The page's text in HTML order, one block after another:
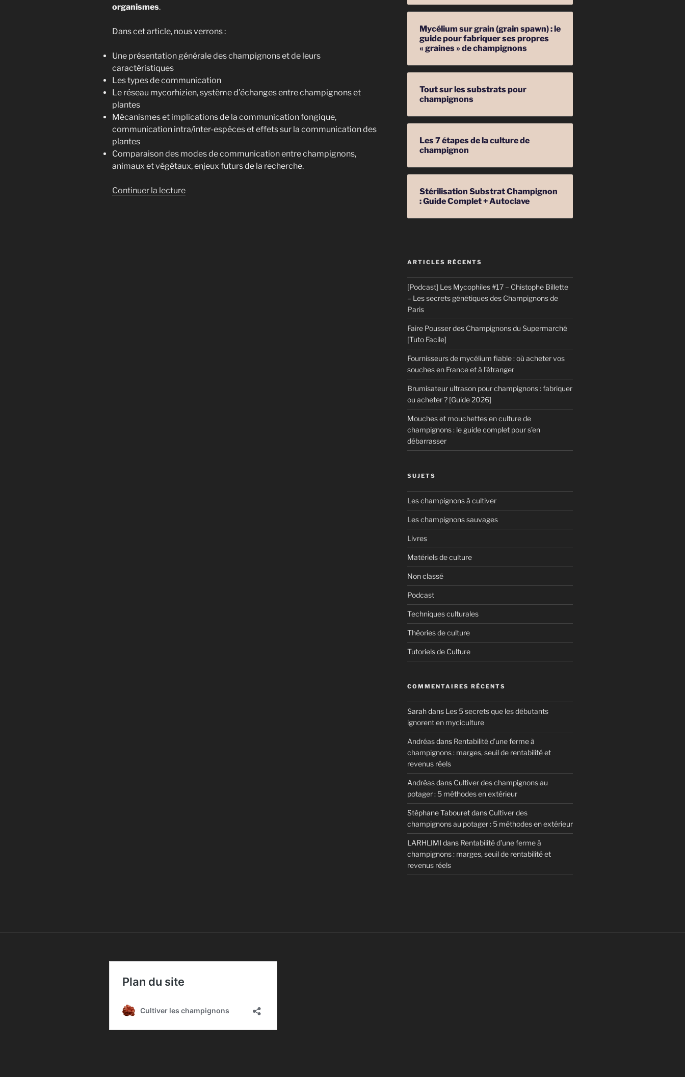
organismes.
Dans cet article, nous verrons :
Une présentation générale des champignons et de leurs
caractéristiques
Les types de communication
Le réseau mycorhizien, système d’échanges entre champignons et
plantes
Mécanismes et implications de la communication fongique,
communication intra/inter-espèces et effets sur la communication des
plantes
Comparaison des modes de communication entre champignons,
animaux et végétaux, enjeux futurs de la recherche.
Continuer la lecturede
Mycélium sur grain (grain spawn) : le
guide pour fabriquer ses propres
« graines » de champignons
Tout sur les substrats pour
champignons
Les 7 étapes de la culture de
champignon
Stérilisation Substrat Champignon
: Guide Complet + Autoclave
ARTICLES RÉCENTS
[Podcast] Les Mycophiles #17 – Chistophe Billette
– Les secrets génétiques des Champignons de
Paris
Faire Pousser des Champignons du Supermarché
[Tuto Facile]
Fournisseurs de mycélium fiable : où acheter vos
souches en France et à l’étranger
Brumisateur ultrason pour champignons : fabriquer
ou acheter ? [Guide 2026]
Mouches et mouchettes en culture de
champignons : le guide complet pour s’en
débarrasser
SUJETS
Les champignons à cultiver
Les champignons sauvages
Livres
Matériels de culture
Non classé
Podcast
Techniques culturales
Théories de culture
Tutoriels de Culture
COMMENTAIRES RÉCENTS
Sarahdans Les 5 secrets que les débutants
ignorent en myciculture
Andréasdans Rentabilité d’une ferme à
champignons : marges, seuil de rentabilité et
revenus réels
Andréasdans Cultiver des champignons au
potager : 5 méthodes en extérieur
Stéphane Tabouretdans Cultiver des
champignons au potager : 5 méthodes en extérieur
LARHLIMI dans Rentabilité d’une ferme à
champignons : marges, seuil de rentabilité et
revenus réels